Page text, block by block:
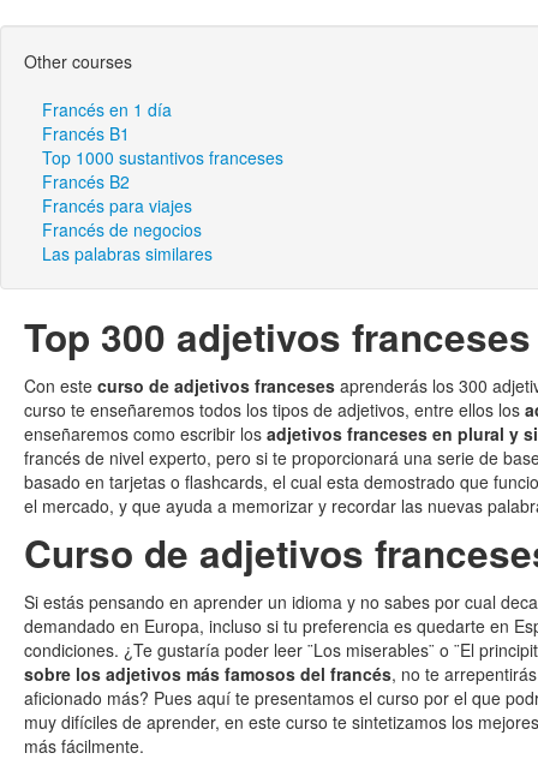
Other courses
Francés en 1 día
Francés B1
Top 1000 sustantivos franceses
Francés B2
Francés para viajes
Francés de negocios
Las palabras similares
Top 300 adjetivos franceses
Con este curso de adjetivos franceses aprenderás los 300
curso te enseñaremos todos los tipos de adjetivos, entre ellos los
enseñaremos como escribir los adjetivos franceses en plural y
francés de nivel experto, pero si te proporcionará una serie de
basado en tarjetas o flashcards, el cual esta demostrado que
el mercado, y que ayuda a memorizar y recordar las nuevas
Curso de adjetivos
Si estás pensando en aprender un idioma y no sabes por cual
demandado en Europa, incluso si tu preferencia es quedarte en
condiciones. ¿Te gustaría poder leer ¨Los miserables¨ o ¨El
sobre los adjetivos más famosos del francés, no te
aficionado más? Pues aquí te presentamos el curso por el que
muy difíciles de aprender, en este curso te sintetizamos los
más fácilmente.